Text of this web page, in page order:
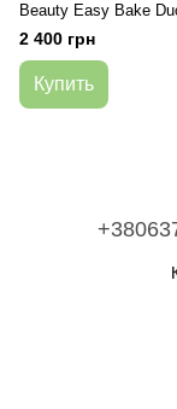
Beauty Easy Bake
Powder Pink Pumpkin
2 400 грн
Купить